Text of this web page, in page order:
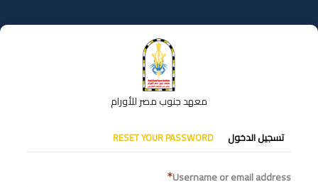
إلى
المحتوى
معهد جنوب مصر للأورام
التبويبات
الأساسية
تسجيل الدخول RESET YOUR PASSWORD
Username or email address